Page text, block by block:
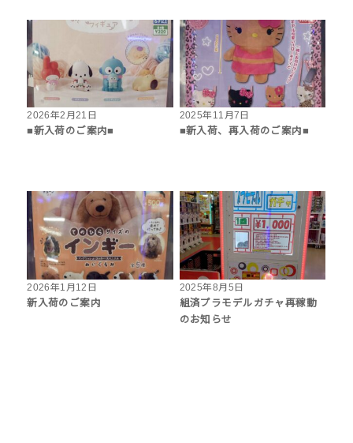
2026年2月21日
■新入荷のご案内■
2025年11月7日
■新入荷、再入荷のご案内■
2026年1月12日
新入荷のご案内
2025年8月5日
組済プラモデルガチャ再稼動
のお知らせ